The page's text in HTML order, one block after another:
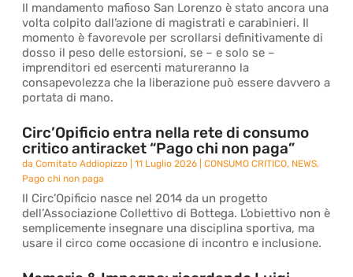
Il mandamento mafioso San Lorenzo è stato ancora una
volta colpito dall’azione di magistrati e carabinieri. Il
momento è favorevole per scrollarsi definitivamente di
dosso il peso delle estorsioni, se – e solo se –
imprenditori ed esercenti matureranno la
consapevolezza che la liberazione può essere davvero a
portata di mano.
Circ’Opificio entra nella rete di consumo
critico antiracket “Pago chi non paga”
daComitato Addiopizzo |11 Luglio 2026 |CONSUMO CRITICO, NEWS,
Pago chi non paga
Il Circ’Opificio nasce nel 2014 da un progetto
dell’Associazione Collettivo di Bottega. L’obiettivo non è
semplicemente insegnare una disciplina sportiva, ma
usare il circo come occasione di incontro e inclusione.